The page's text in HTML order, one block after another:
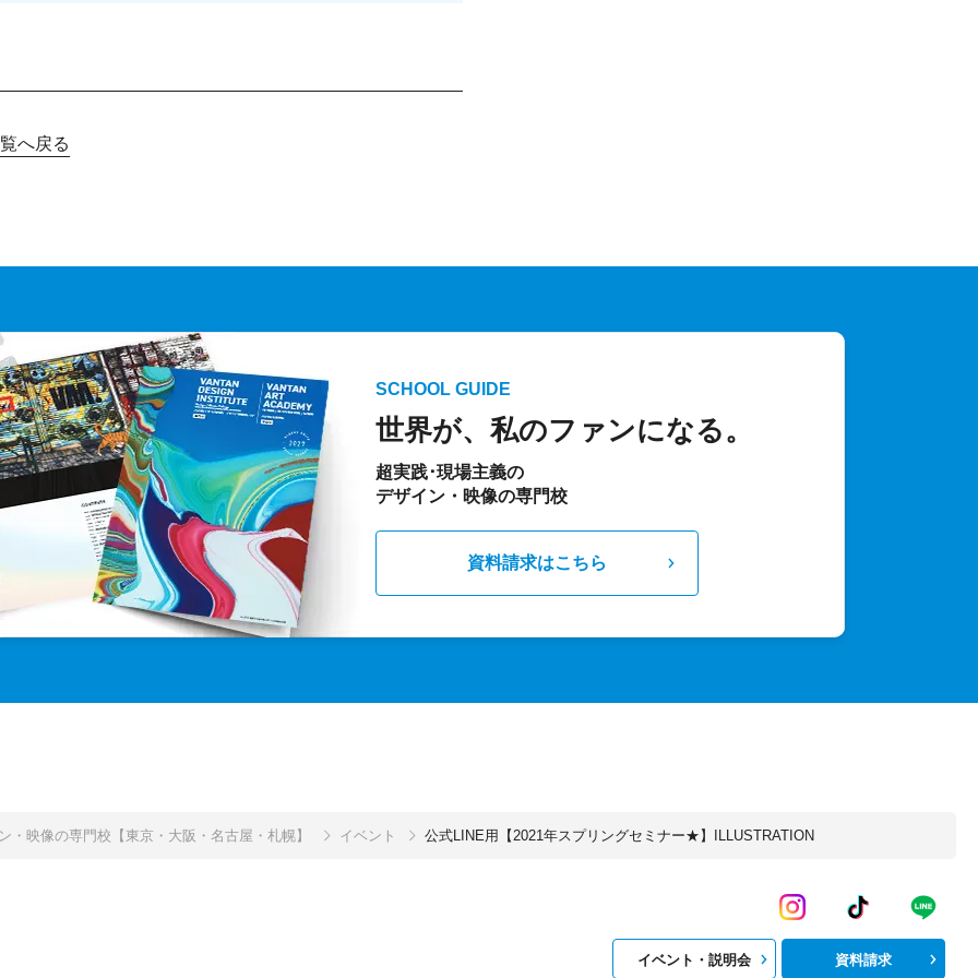
へ戻る
SCHOOL GUIDE
世界が、私のファンになる。
超実践･現場主義の
デザイン・映像の専門校
資料請求はこちら
映像の専門校【東京・大阪・名古屋・札幌】 イベント 公式LINE用【2021年スプリングセミナー★】ILLUSTRATION
イベント・説明会 資料請求